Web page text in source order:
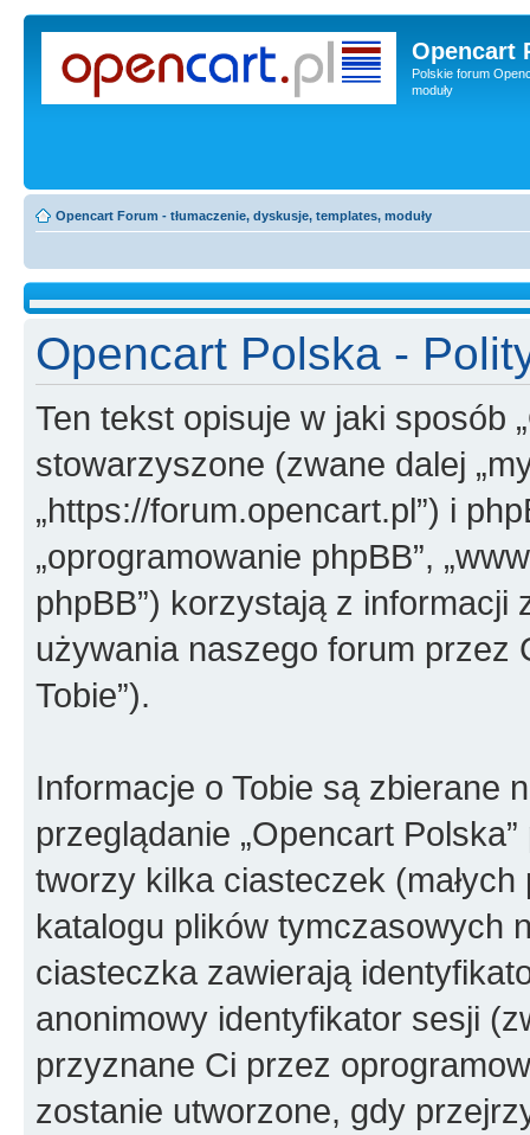
Opencart
Polskie forum
moduły
Opencart Forum - tłumaczenie, dyskusje, templates, moduły
Opencart Polska -
Ten tekst opisuje w jaki sposób
stowarzyszone (zwane dalej
„https://forum.opencart.pl”) i
„oprogramowanie phpBB”,
phpBB”) korzystają z
używania naszego forum przez
Tobie”).
Informacje o Tobie są zbierane
przeglądanie „Opencart
tworzy kilka ciasteczek
katalogu plików tymczasowych
ciasteczka zawierają
anonimowy identyfikator sesji
przyznane Ci przez
zostanie utworzone, gdy